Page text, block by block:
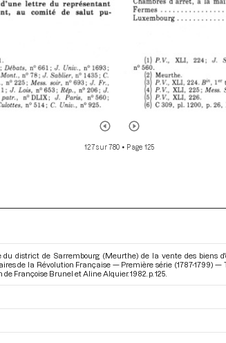
127 sur 780 • Page 125
district de Sarrembourg (Meurthe) de la vente des biens
de la Révolution Française — Première série (1787-1799) —
de Françoise Brunel et Aline Alquier. 1982. p. 125.